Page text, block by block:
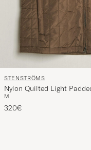
STENSTRÖMS
Nylon Quilted Light
M
320€